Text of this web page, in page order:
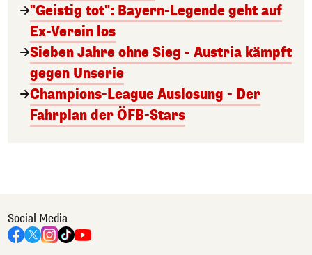
"Geistig tot": Bayern-Legende geht auf
Ex-Verein los
Sieben Jahre ohne Sieg - Austria kämpft
gegen Unserie
Champions-League Auslosung - Der
Fahrplan der ÖFB-Stars
Social Media